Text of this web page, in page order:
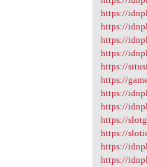
https://
https://
https://
https://
https://
https://
https://
https://
https://
https://
https://
https://